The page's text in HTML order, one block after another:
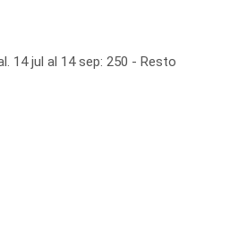
14 jul al 14 sep: 250 - Resto